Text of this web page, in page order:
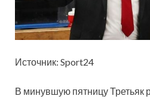
Источник: Sport24
В минувшую пятницу Третьяк